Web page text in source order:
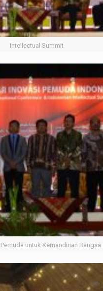
Intellectual Summit
untuk Kemandirian Bangsa